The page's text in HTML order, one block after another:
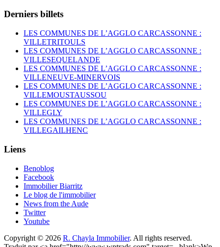
Derniers billets
LES COMMUNES DE L’AGGLO CARCASSONNE :
VILLETRITOULS
LES COMMUNES DE L’AGGLO CARCASSONNE :
VILLESEQUELANDE
LES COMMUNES DE L’AGGLO CARCASSONNE :
VILLENEUVE-MINERVOIS
LES COMMUNES DE L’AGGLO CARCASSONNE :
VILLEMOUSTAUSSOU
LES COMMUNES DE L’AGGLO CARCASSONNE :
VILLEGLY
LES COMMUNES DE L’AGGLO CARCASSONNE :
VILLEGAILHENC
Liens
Benoblog
Facebook
Immobilier Biarritz
Le blog de l'immobilier
News from the Aude
Twitter
Youtube
Copyright © 2026 R. Chayla Immobilier. All rights reserved.